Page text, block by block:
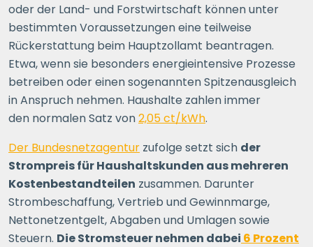
oder der Land- und Forstwirtschaft können unter
bestimmten Voraussetzungen eine teilweise
Rückerstattung beim Hauptzollamt beantragen.
Etwa, wenn sie besonders energieintensive Prozesse
betreiben oder einen sogenannten Spitzenausgleich
in Anspruch nehmen. Haushalte zahlen immer
den normalen Satz von2,05 ct/kWh.
Der Bundesnetzagentur zufolge setzt sich der
Strompreis für Haushaltskunden aus mehreren
Kostenbestandteilen zusammen. Darunter
Strombeschaffung, Vertrieb und Gewinnmarge,
Nettonetzentgelt, Abgaben und Umlagen sowie
Steuern. Die Stromsteuer nehmen dabei 6 Prozent